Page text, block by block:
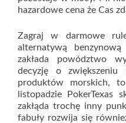
hazardowe cena że Cas
Zagraj w darmowe
alternatywą
zakłada powództwo
decyzję o
produktów morskich,
listopadzie PokerTexas
zakłąda trochę inny
fabuły rozwija się